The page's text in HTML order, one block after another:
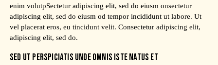
enim volutpSectetur adipiscing elit, sed do eiusm onsectetur
adipiscing elit, sed do eiusm od tempor incididunt ut labore. Ut
vel placerat eros, eu tincidunt velit. Consectetur adipiscing elit,
adipiscing elit, sed do.
SED UT PERSPICIATIS UNDE OMNIS ISTE NATUS ET